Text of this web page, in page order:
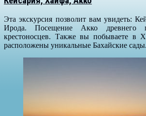
Эта экскурсия позволит вам увидеть:
Ирода. Посещение Акко древнего
крестоносцев. Также вы побываете в
расположены уникальные Бахайские сады.